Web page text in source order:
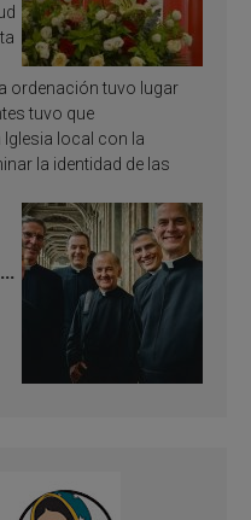
ordenación tuvo lugar
tuvo que
local con la
la identidad de las